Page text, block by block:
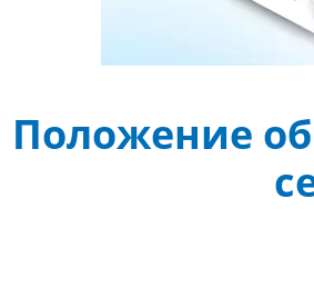
Положение